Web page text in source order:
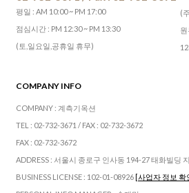
평일 : AM 10:00 ~ PM 17:00
점심시간 : PM 12:30 ~ PM 13:30
(토,일요일,공휴일 휴무)
(
COMPANY INFO
COMPANY : 계측기옥션
TEL : 02-732-3671 / FAX : 02-732-3672
FAX : 02-732-3672
ADDRESS : 서울시 종로구 인사동 194-27 태화빌딩
BUSINESS LICENSE : 102-01-08926[사업자 정보 확